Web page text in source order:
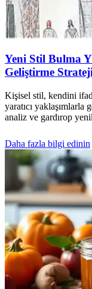
Yeni Stil Bulma
Geliştirme
Kişisel stil, kendini
yaratıcı
analiz ve gardırop
Daha fazla bilgi edinin